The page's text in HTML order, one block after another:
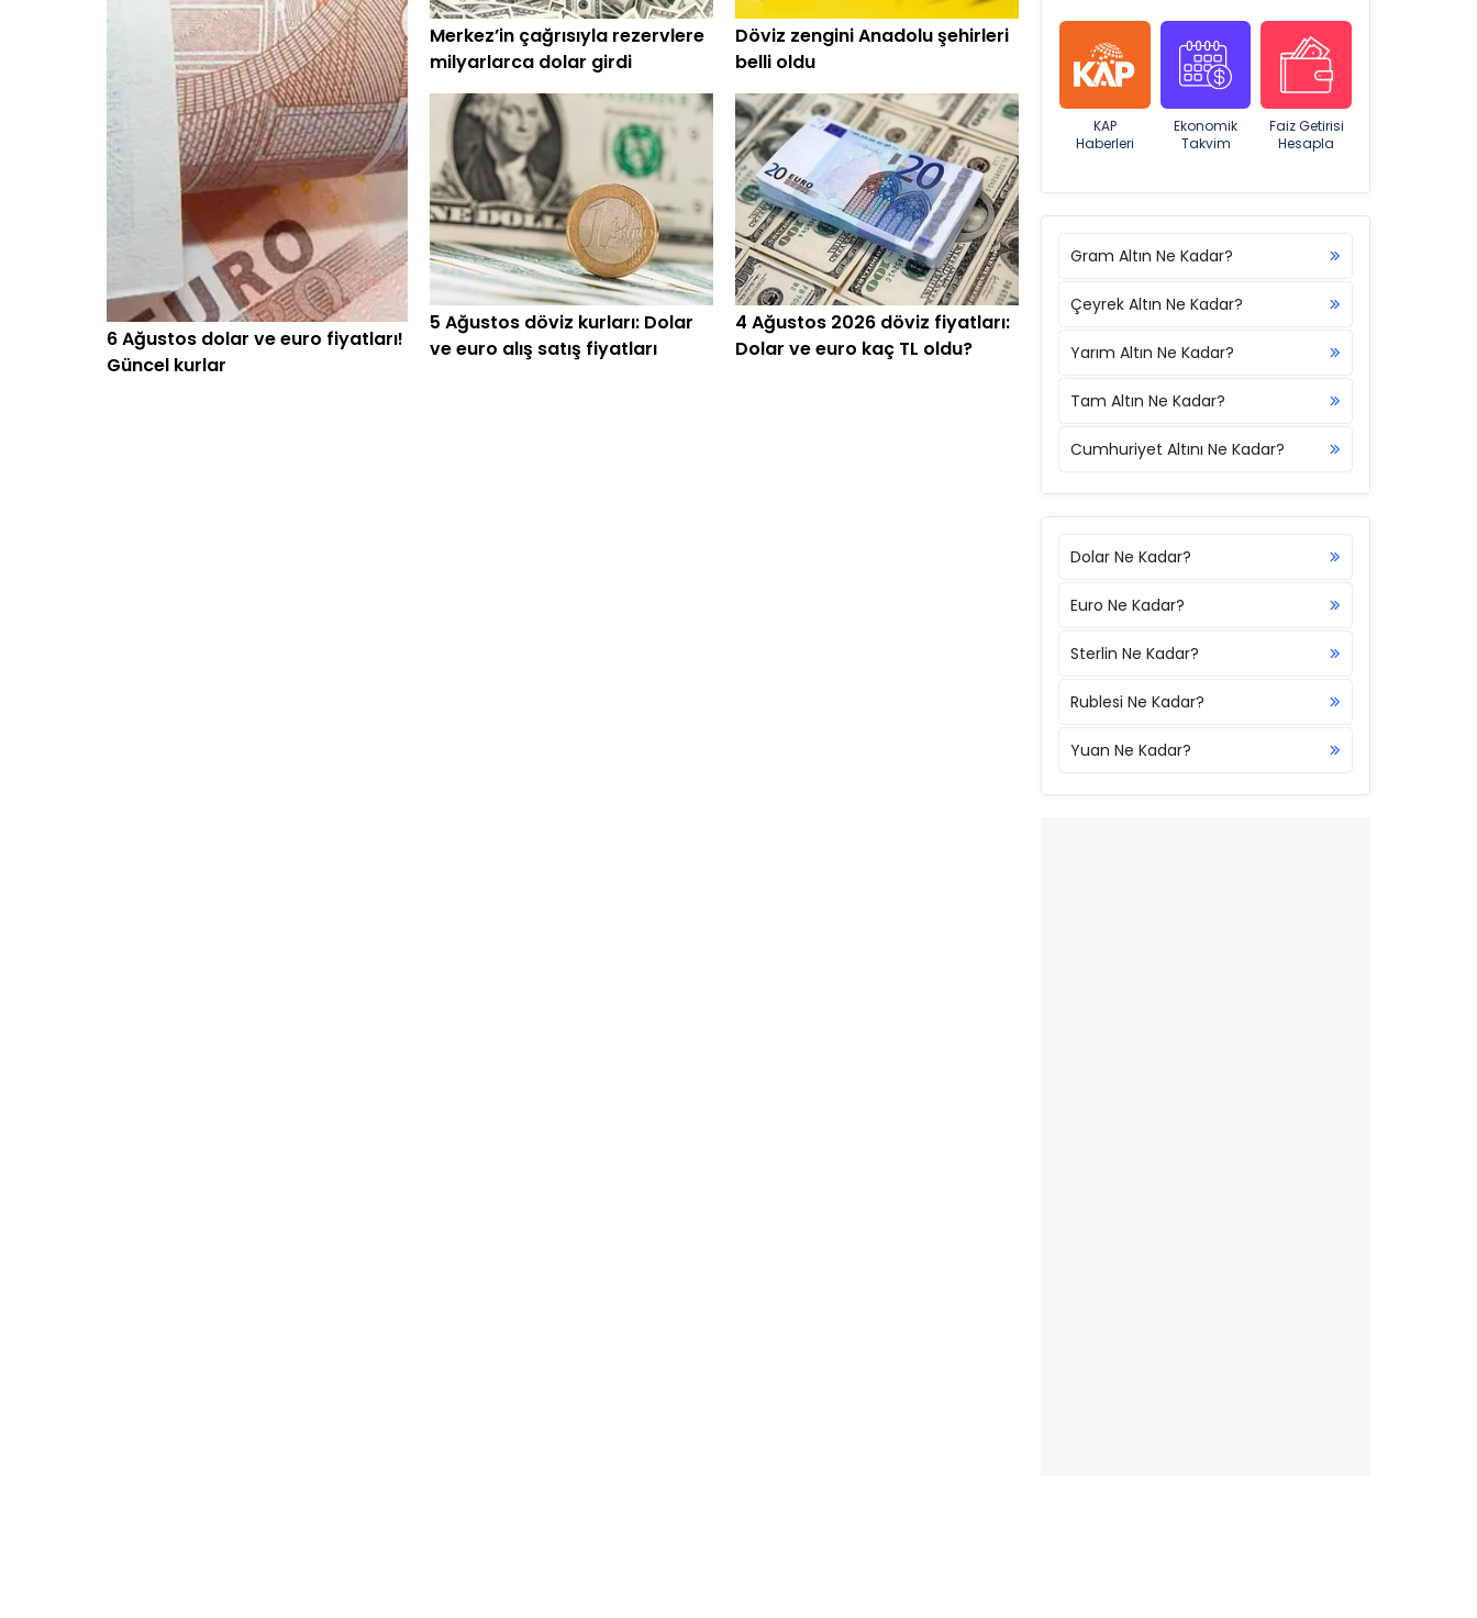
6 Ağustos dolar ve euro fiyatları!
Güncel kurlar
Merkez’in çağrısıyla rezervlere
milyarlarca dolar girdi
Döviz zengini Anadolu şehirleri
belli oldu
5 Ağustos döviz kurları: Dolar
ve euro alış satış fiyatları
4 Ağustos 2026 döviz fiyatları:
Dolar ve euro kaç TL oldu?
KAP
Haberleri
Ekonomik
Takvim
Faiz Getirisi
Hesapla
Gram Altın Ne Kadar?
Çeyrek Altın Ne Kadar?
Yarım Altın Ne Kadar?
Tam Altın Ne Kadar?
Cumhuriyet Altını Ne Kadar?
Dolar Ne Kadar?
Euro Ne Kadar?
Sterlin Ne Kadar?
Rublesi Ne Kadar?
Yuan Ne Kadar?